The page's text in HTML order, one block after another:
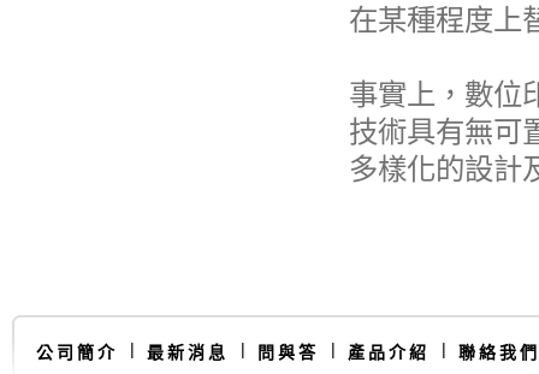
在某種程度上
事實上，數位
技術具有無可
多樣化的設計
公司簡介 | 最新消息 | 問與答 | 產品介紹 |
聯絡我們